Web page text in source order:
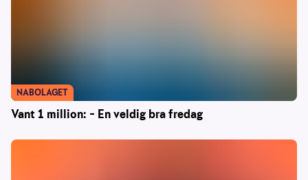
Vant 1 million: – En veldig bra fredag
NABOLAGET